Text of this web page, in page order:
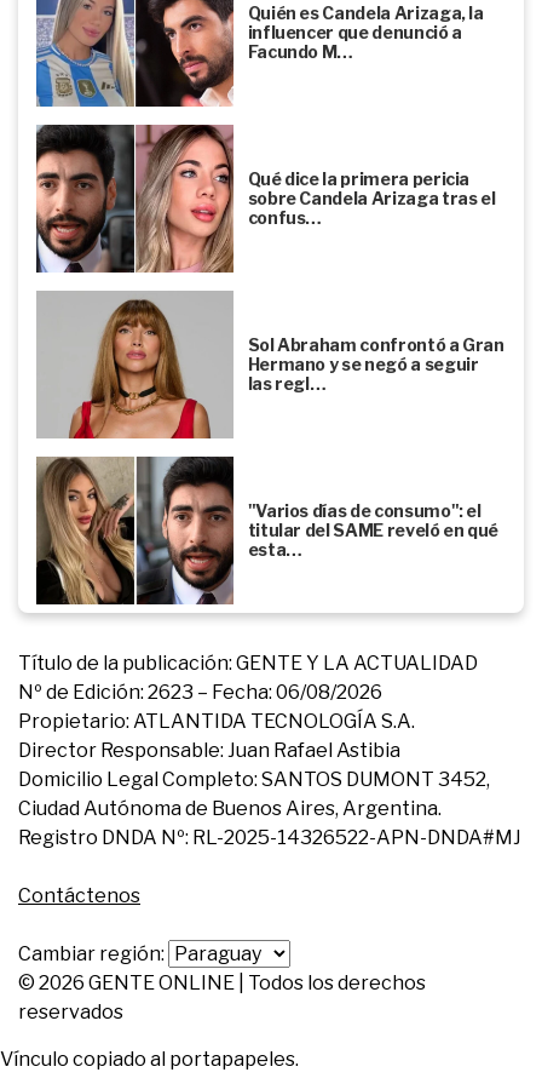
Quién es Candela Arizaga, la
influencer que denunció a
Facundo M…
Qué dice la primera pericia
sobre Candela Arizaga tras el
confus…
Sol Abraham confrontó a Gran
Hermano y se negó a seguir
las regl…
"Varios días de consumo": el
titular del SAME reveló en qué
esta…
Título de la publicación: GENTE Y LA ACTUALIDAD
Nº de Edición: 2623 – Fecha: 06/08/2026
Propietario: ATLANTIDA TECNOLOGÍA S.A.
Director Responsable: Juan Rafael Astibia
Domicilio Legal Completo: SANTOS DUMONT 3452,
Ciudad Autónoma de Buenos Aires, Argentina.
Registro DNDA Nº: RL-2025-14326522-APN-DNDA#MJ
Contáctenos
Cambiar región:
© 2026 GENTE ONLINE | Todos los derechos
reservados
Vínculo copiado al portapapeles.